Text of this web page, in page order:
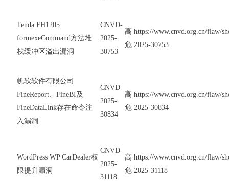
Tenda FH1205
formexeCommand方法堆
栈缓冲区溢出漏洞
CNVD-
2025-
30753
高
危
https://www.cnvd.org.cn/flaw/
2025-30753
帆软软件有限公司
FineReport、FineBI及
FineDataLink存在命令注
入漏洞
CNVD-
2025-
30834
高
危
https://www.cnvd.org.cn/flaw/
2025-30834
WordPress WP CarDealer权
限提升漏洞
CNVD-
2025-
31118
高
危
https://www.cnvd.org.cn/flaw/
2025-31118